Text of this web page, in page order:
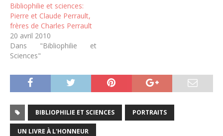
Bibliophilie et sciences:
Pierre et Claude Perrault,
frères de Charles Perrault
20 avril 2010
Dans "Bibliophilie et
Sciences"
BIBLIOPHILIE ET SCIENCES PORTRAITS
UN LIVRE À L'HONNEUR